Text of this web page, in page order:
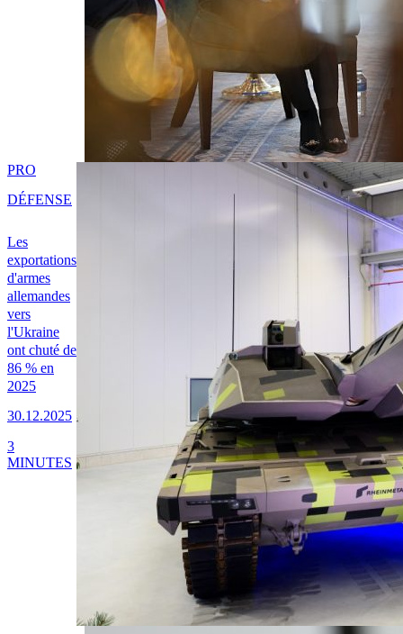
Les
exportations
d'armes
allemandes
vers
l'Ukraine
ont chuté de
86 % en
2025
30.12.2025
PRO
DÉFENSE
3
MINUTES